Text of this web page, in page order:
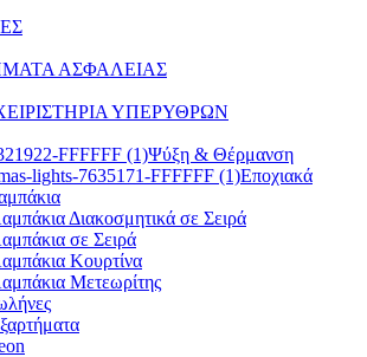
ΑΣΦΑΛΕΙΑΣ
ΥΠΕΡΥΘΡΩΝ
Ψύξη & Θέρμανση
Εποχιακά
Διακοσμητικά σε Σειρά
σε Σειρά
Κουρτίνα
Μετεωρίτης